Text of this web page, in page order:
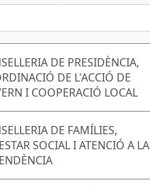
DE PRESIDÈNCIA,
DE L'ACCIÓ DE
I COOPERACIÓ LOCAL
DE FAMÍLIES,
SOCIAL I ATENCIÓ A LA